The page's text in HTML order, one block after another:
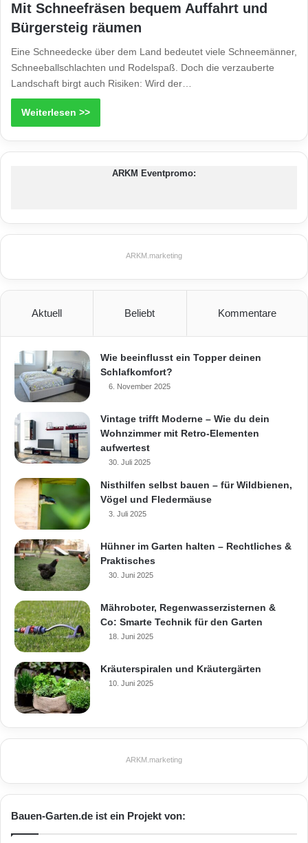
Mit Schneefräsen bequem Auffahrt und
Bürgersteig räumen
Eine Schneedecke über dem Land bedeutet viele Schneemänner,
Schneeballschlachten und Rodelspaß. Doch die verzauberte
Landschaft birgt auch Risiken: Wird der…
Weiterlesen >>
ARKM Eventpromo:
ARKM.marketing
Aktuell Beliebt Kommentare
Wie beeinflusst ein Topper deinen
Schlafkomfort?
6. November 2025
Vintage trifft Moderne – Wie du dein
Wohnzimmer mit Retro-Elementen
aufwertest
30. Juli 2025
Nisthilfen selbst bauen – für Wildbienen,
Vögel und Fledermäuse
3. Juli 2025
Hühner im Garten halten – Rechtliches &
Praktisches
30. Juni 2025
Mähroboter, Regenwasserzisternen &
Co: Smarte Technik für den Garten
18. Juni 2025
Kräuterspiralen und Kräutergärten
10. Juni 2025
ARKM.marketing
Bauen-Garten.de ist ein Projekt von: